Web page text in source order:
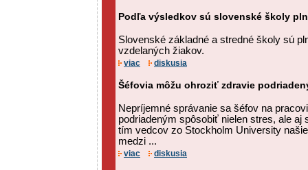
Podľa výsledkov sú slovenské školy
Slovenské základné a stredné školy sú
vzdelaných žiakov.
viac diskusia
Šéfovia môžu ohroziť zdravie
Nepríjemné správanie sa šéfov na
podriadeným spôsobiť nielen stres, ale aj
tím vedcov zo Stockholm University
medzi ...
viac diskusia